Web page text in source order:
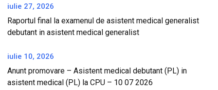
iulie 27, 2026
Raportul final la examenul de asistent medical generalist
debutant in asistent medical generalist
iulie 10, 2026
Anunt promovare – Asistent medical debutant (PL) in
asistent medical (PL) la CPU – 10 07 2026